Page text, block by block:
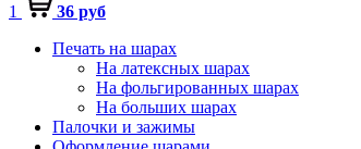
1
36 руб
Печать на шарах
На латексных шарах
На фольгированных шарах
На больших шарах
Палочки и зажимы